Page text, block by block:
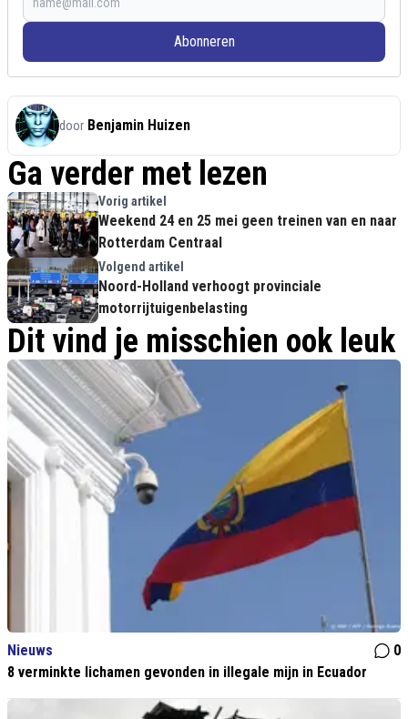
Abonneren
door Benjamin Huizen
Ga verder met lezen
Vorig artikel
Weekend 24 en 25 mei geen treinen van en naar
Rotterdam Centraal
Volgend artikel
Noord-Holland verhoogt provinciale
motorrijtuigenbelasting
Dit vind je misschien ook leuk
Nieuws
0
8 verminkte lichamen gevonden in illegale mijn in Ecuador